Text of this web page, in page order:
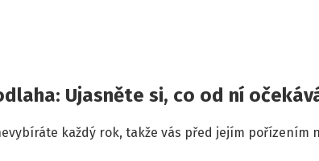
Ujasněte si, co od ní
každý rok, takže vás před jejím pořízením